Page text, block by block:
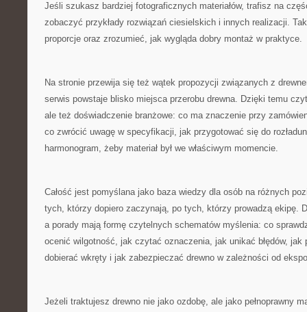
Jeśli szukasz bardziej fotograficznych materiałów, trafisz na
zobaczyć przykłady rozwiązań ciesielskich i innych realizacji.
proporcje oraz zrozumieć, jak wygląda dobry montaż w praktyce.
Na stronie przewija się też wątek propozycji związanych z
serwis powstaje blisko miejsca przerobu drewna. Dzięki temu
ale też doświadczenie branżowe: co ma znaczenie przy
co zwrócić uwagę w specyfikacji, jak przygotować się do
harmonogram, żeby materiał był we właściwym momencie.
Całość jest pomyślana jako baza wiedzy dla osób na różnych
tych, którzy dopiero zaczynają, po tych, którzy prowadzą ekipę.
a porady mają formę czytelnych schematów myślenia: co
ocenić wilgotność, jak czytać oznaczenia, jak unikać błędów, jak
dobierać wkręty i jak zabezpieczać drewno w zależności od
Jeżeli traktujesz drewno nie jako ozdobę, ale jako pełnoprawny